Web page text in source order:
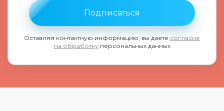
Подписаться
Оставляя контактную информацию, вы даете согласие
на обработку персональных данных